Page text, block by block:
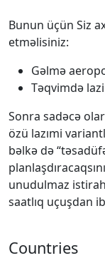
Bunun üçün Siz
etməlisiniz:
Gəlmə
Təqvimdə
Sonra sadəcə
özü lazımi
bəlkə də
unudulmaz
saatlıq uçuşdan
Countries